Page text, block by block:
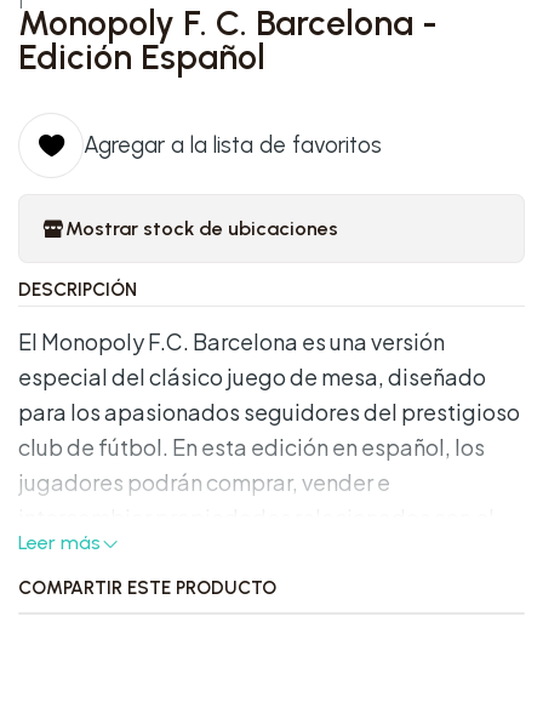
Monopoly F. C. Barcelona -
Edición Español
Agregar a la lista de favoritos
Mostrar stock de ubicaciones
DESCRIPCIÓN
El Monopoly F.C. Barcelona es una versión
especial del clásico juego de mesa, diseñado
para los apasionados seguidores del prestigioso
club de fútbol. En esta edición en español, los
jugadores podrán comprar, vender e
F.C. Barcelona, desde el Camp Nou hasta
legendarios jugadores y momentos icónicos del
equipo. Con fichas personalizadas que
Leer más
COMPARTIR ESTE PRODUCTO